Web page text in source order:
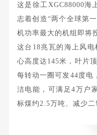
这是徐工XGC88000海
志着创造“两个全球第
机功率最大的机组即将
这台18兆瓦的海上风
心高度达145米，叶片
每转动一圈可发44度电
洁电能，可满足4万户
标煤约2.5万吨、减少二